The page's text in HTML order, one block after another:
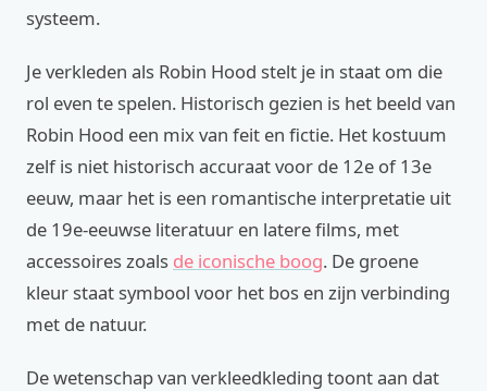
systeem.
Je verkleden als Robin Hood stelt je in staat om die
rol even te spelen. Historisch gezien is het beeld van
Robin Hood een mix van feit en fictie. Het kostuum
zelf is niet historisch accuraat voor de 12e of 13e
eeuw, maar het is een romantische interpretatie uit
de 19e-eeuwse literatuur en latere films, met
accessoires zoals de iconische boog. De groene
kleur staat symbool voor het bos en zijn verbinding
met de natuur.
De wetenschap van verkleedkleding toont aan dat